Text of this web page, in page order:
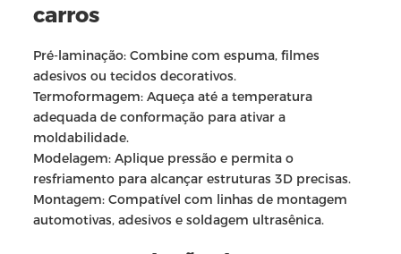
carros
Pré-laminação: Combine com espuma, filmes
adesivos ou tecidos decorativos.
Termoformagem: Aqueça até a temperatura
adequada de conformação para ativar a
moldabilidade.
Modelagem: Aplique pressão e permita o
resfriamento para alcançar estruturas 3D precisas.
Montagem: Compatível com linhas de montagem
automotivas, adesivos e soldagem ultrasênica.